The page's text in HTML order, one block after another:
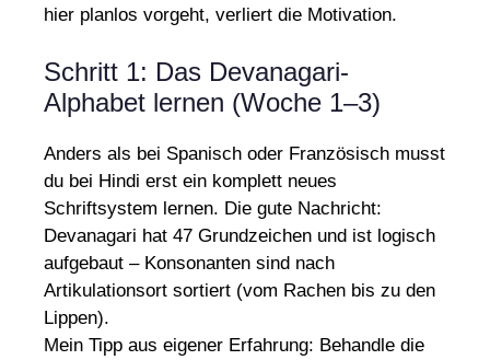
hier planlos vorgeht, verliert die Motivation.
Schritt 1: Das Devanagari-
Alphabet lernen (Woche 1–3)
Anders als bei Spanisch oder Französisch musst
du bei Hindi erst ein komplett neues
Schriftsystem lernen. Die gute Nachricht:
Devanagari hat 47 Grundzeichen und ist logisch
aufgebaut – Konsonanten sind nach
Artikulationsort sortiert (vom Rachen bis zu den
Lippen).
Mein Tipp aus eigener Erfahrung: Behandle die